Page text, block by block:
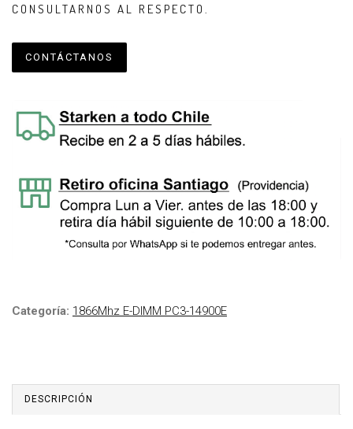
CONSULTARNOS AL RESPECTO.
CONTÁCTANOS
Categoría: 1866Mhz E-DIMM PC3-14900E
DESCRIPCIÓN